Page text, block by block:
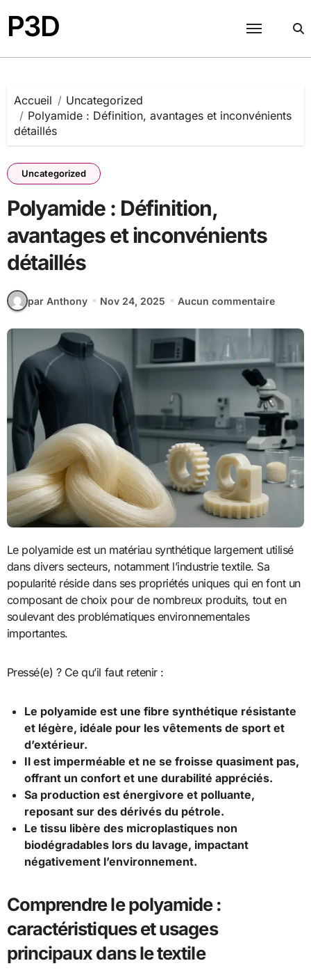
contenu
P3D
Accueil
Uncategorized
Polyamide : Définition, avantages et inconvénients
détaillés
Uncategorized
Polyamide : Définition,
avantages et inconvénients
détaillés
par Anthony Nov 24, 2025 Aucun commentaire
Le polyamide est un matériau synthétique largement utilisé
dans divers secteurs, notamment l’industrie textile. Sa
popularité réside dans ses propriétés uniques qui en font un
composant de choix pour de nombreux produits, tout en
soulevant des problématiques environnementales
importantes.
Pressé(e) ? Ce qu’il faut retenir :
Le polyamide est une fibre synthétique résistante
et légère, idéale pour les vêtements de sport et
d’extérieur.
Il est imperméable et ne se froisse quasiment pas,
offrant un confort et une durabilité appréciés.
Sa production est énergivore et polluante,
reposant sur des dérivés du pétrole.
Le tissu libère des microplastiques non
biodégradables lors du lavage, impactant
négativement l’environnement.
Comprendre le polyamide :
caractéristiques et usages
principaux dans le textile